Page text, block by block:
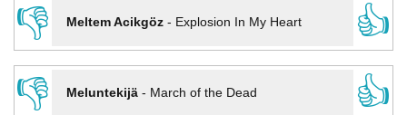
👎
Meltem Acikgöz- Explosion In My Heart
👍
👎
Meluntekijä- March of the Dead
👍